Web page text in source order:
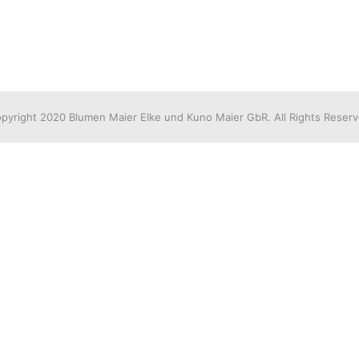
2020 Blumen Maier Elke und Kuno Maier GbR. All Rights